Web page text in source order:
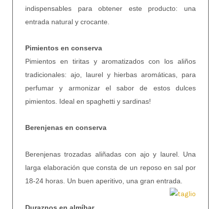
indispensables para obtener este producto: una
entrada natural y crocante.
Pimientos en conserva
Pimientos en tiritas y aromatizados con los aliños
tradicionales: ajo, laurel y hierbas aromáticas, para
perfumar y armonizar el sabor de estos dulces
pimientos. Ideal en spaghetti y sardinas!
Berenjenas en conserva
Berenjenas trozadas aliñadas con ajo y laurel. Una
larga elaboración que consta de un reposo en sal por
18-24 horas. Un buen aperitivo, una gran entrada.
Duraznos en almíbar